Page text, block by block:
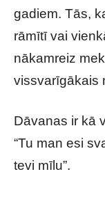
gadiem. Tās,
rāmītī vai
nākamreiz
vissvarīgākais
Dāvanas ir kā
“Tu man esi
tevi mīlu”.